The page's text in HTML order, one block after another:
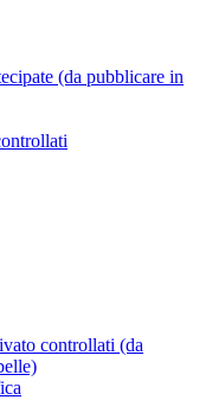
(da pubblicare in
controllati (da